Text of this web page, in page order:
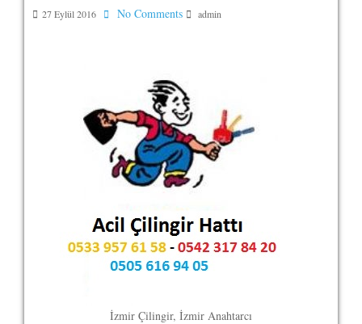
27 Eylül 2016 No Comments admin
İzmir Çilingir, İzmir Anahtarcı